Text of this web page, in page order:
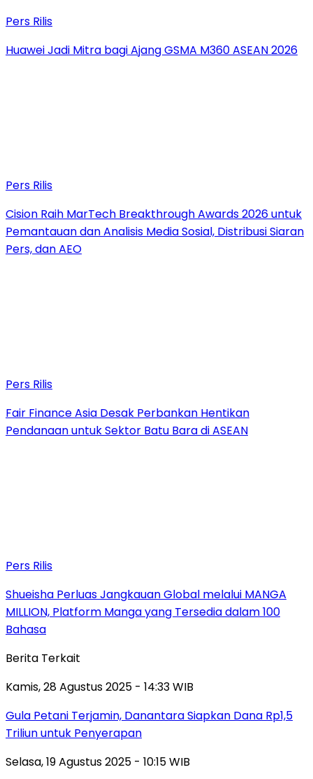
Pers Rilis
Huawei Jadi Mitra bagi Ajang GSMA M360 ASEAN 2026
Pers Rilis
Cision Raih MarTech Breakthrough Awards 2026 untuk
Pemantauan dan Analisis Media Sosial, Distribusi Siaran
Pers, dan AEO
Pers Rilis
Fair Finance Asia Desak Perbankan Hentikan
Pendanaan untuk Sektor Batu Bara di ASEAN
Pers Rilis
Shueisha Perluas Jangkauan Global melalui MANGA
MILLION, Platform Manga yang Tersedia dalam 100
Bahasa
Berita Terkait
Kamis, 28 Agustus 2025 - 14:33 WIB
Gula Petani Terjamin, Danantara Siapkan Dana Rp1,5
Triliun untuk Penyerapan
Selasa, 19 Agustus 2025 - 10:15 WIB